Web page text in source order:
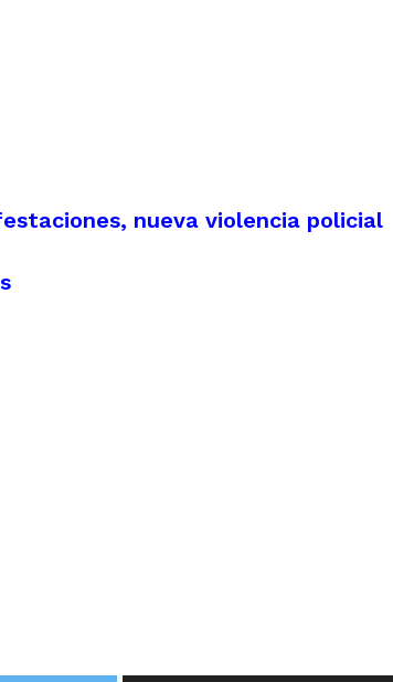
nueva violencia policial